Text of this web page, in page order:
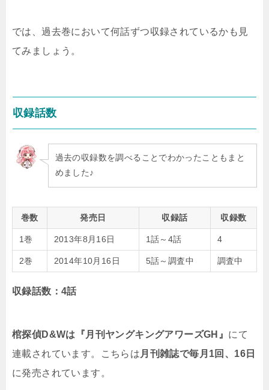
では、過去巻において何話ずつ収録されているかも見
てみましょう。
収録話数
過去の収録数を調べることでわかったこともまと
めました♪
巻数 発売日 収録話 収録数
1巻 2013年8月16日 1話～4話 4
2巻 2014年10月16日 5話～調査中 調査中
収録話数：4話
棺探偵D&Wは『月刊ヤングキングアワーズGH』 にて
連載されています。こちらは 月刊雑誌で毎月1回、16日
に発売されています。